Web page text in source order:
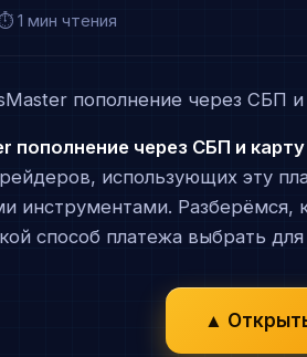
1 мин чтения
пополнение через СБП и карту
использующих эту
инструментами. Разберёмся,
способ платежа выбрать
▲